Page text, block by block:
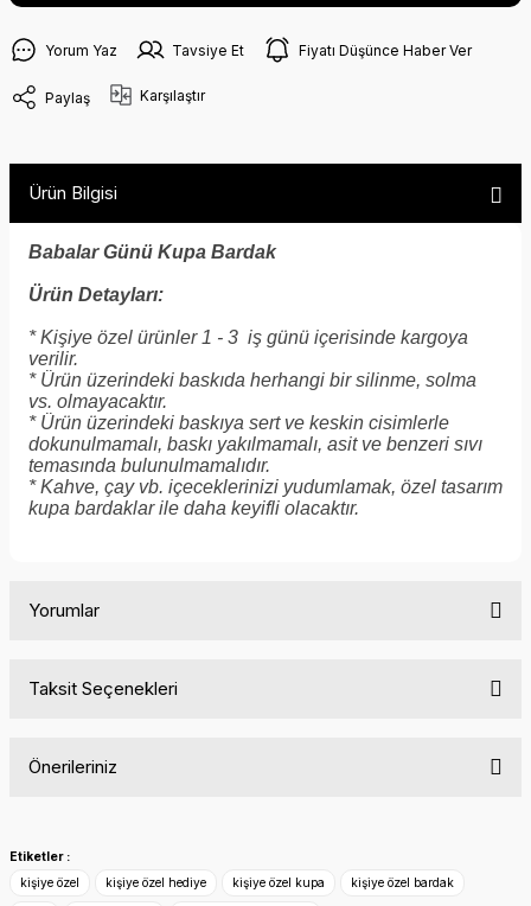
Yorum Yaz Tavsiye Et Fiyatı Düşünce Haber Ver
Paylaş Karşılaştır
Ürün Bilgisi
Babalar Günü Kupa Bardak
Ürün Detayları:
* Kişiye özel ürünler 1 - 3 iş günü içerisinde kargoya
verilir.
* Ürün üzerindeki baskıda herhangi bir silinme, solma
vs. olmayacaktır.
* Ürün üzerindeki baskıya sert ve keskin cisimlerle
dokunulmamalı, baskı yakılmamalı, asit ve benzeri sıvı
temasında bulunulmamalıdır.
* Kahve, çay vb. içeceklerinizi yudumlamak, özel tasarım
kupa bardaklar ile daha keyifli olacaktır.
Yorumlar
Taksit Seçenekleri
Önerileriniz
konularda yetersiz gördüğünüz noktaları öneri formunu
Görüş ve önerileriniz için teşekkür ederiz.
Etiketler :
kişiye özel
kişiye özel hediye kişiye özel kupa kişiye özel bardak